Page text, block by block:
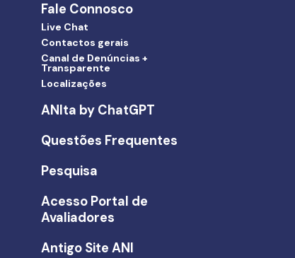
Fale Connosco
Live Chat
Contactos gerais
Canal de Denúncias +
Transparente
Localizações
ANIta by ChatGPT
Questões Frequentes
Pesquisa
Acesso Portal de
Avaliadores
Antigo Site ANI